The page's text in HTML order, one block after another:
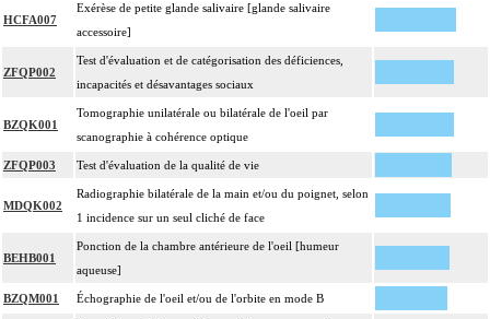
HCFA007
Exérèse de petite glande salivaire [glande salivaire
accessoire]
ZFQP002
Test d'évaluation et de catégorisation des déficiences,
incapacités et désavantages sociaux
BZQK001
Tomographie unilatérale ou bilatérale de l'oeil par
scanographie à cohérence optique
ZFQP003 Test d'évaluation de la qualité de vie
MDQK002
Radiographie bilatérale de la main et/ou du poignet, selon
1 incidence sur un seul cliché de face
BEHB001
Ponction de la chambre antérieure de l'oeil [humeur
aqueuse]
BZQM001 Échographie de l'oeil et/ou de l'orbite en mode B